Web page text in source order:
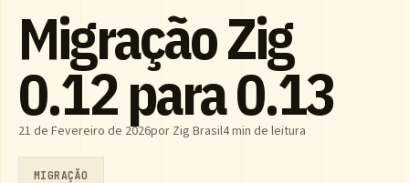
Migração Zig
0.12 para 0.13
21 de Fevereiro de 2026por Zig Brasil4 min de leitura
MIGRAÇÃO